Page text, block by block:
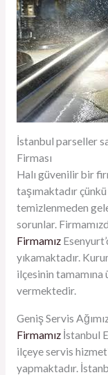
İstanbul parseller
Firması
Halı güvenilir bir
taşımaktadır
temizlenmeden
sorunlar.
Firmamız
yıkamaktadır.
ilçesinin tamamına
vermektedir.
Geniş Servis
Firmamızİstanbul
ilçeye servis
yapmaktadır.